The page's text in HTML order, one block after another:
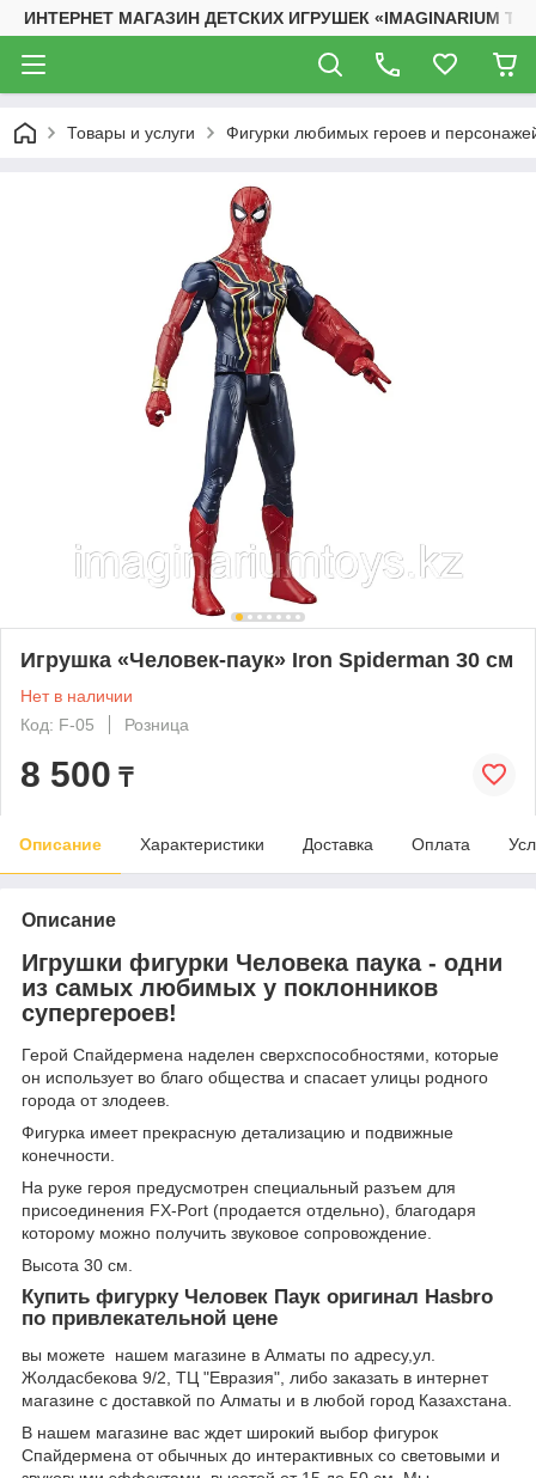
ИНТЕРНЕТ МАГАЗИН ДЕТСКИХ ИГРУШЕК «IMAGINARIUM
Товары и услуги Фигурки любимых героев и
Игрушка «Человек-паук» Iron Spiderman 30 см
Нет в наличии
Код: F-05
Розница
8 500 ₸
Описание Характеристики Доставка Оплата
Описание
Игрушки фигурки Человека паука - одни
из самых любимых у поклонников
супергероев!
Герой Спайдермена наделен сверхспособностями, которые
он использует во благо общества и спасает улицы родного
города от злодеев.
Фигурка имеет прекрасную детализацию и подвижные
конечности.
На руке героя предусмотрен специальный разъем для
присоединения FX-Port (продается отдельно), благодаря
которому можно получить звуковое сопровождение.
Высота 30 см.
Купить фигурку Человек Паук оригинал Hasbro
по привлекательной цене
вы можете нашем магазине в Алматы по адресу,ул.
Жолдасбекова 9/2, ТЦ "Евразия", либо заказать в интернет
магазине с доставкой по Алматы и в любой город Казахстана.
В нашем магазине вас ждет широкий выбор фигурок
Спайдермена от обычных до интерактивных со световыми и